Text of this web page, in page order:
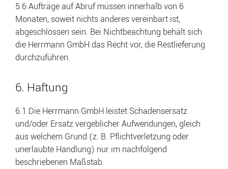
5.6 Aufträge auf Abruf müssen innerhalb von 6
Monaten, soweit nichts anderes vereinbart ist,
abgeschlossen sein. Bei Nichtbeachtung behält sich
die Herrmann GmbH das Recht vor, die Restlieferung
durchzuführen.
6. Haftung
6.1 Die Herrmann GmbH leistet Schadensersatz
und/oder Ersatz vergeblicher Aufwendungen, gleich
aus welchem Grund (z. B. Pflichtverletzung oder
unerlaubte Handlung) nur im nachfolgend
beschriebenen Maßstab.